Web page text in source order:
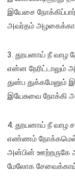
இயேசை
அவர்தம்
3. தூயனாய் நீ வாழ
என்ன நேரிட்டாலும்
துன்ப துக்கமேனும்
இயேசுவை நோக்கி
4. தூயனாய் நீ வாழ
எண்ணம்
அன்பின் ஊற்றருகே
மேலோக